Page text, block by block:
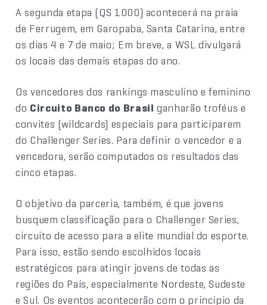
A segunda etapa (QS 1000) acontecerá na praia
de Ferrugem, em Garopaba, Santa Catarina, entre
os dias 4 e 7 de maio; Em breve, a WSL divulgará
os locais das demais etapas do ano.
Os vencedores dos rankings masculino e feminino
do Circuito Banco do Brasil ganharão troféus e
convites (wildcards) especiais para participarem
do Challenger Series. Para definir o vencedor e a
vencedora, serão computados os resultados das
cinco etapas.
O objetivo da parceria, também, é que jovens
busquem classificação para o Challenger Series,
circuito de acesso para a elite mundial do esporte.
Para isso, estão sendo escolhidos locais
estratégicos para atingir jovens de todas as
regiões do País, especialmente Nordeste, Sudeste
e Sul. Os eventos acontecerão com o princípio da